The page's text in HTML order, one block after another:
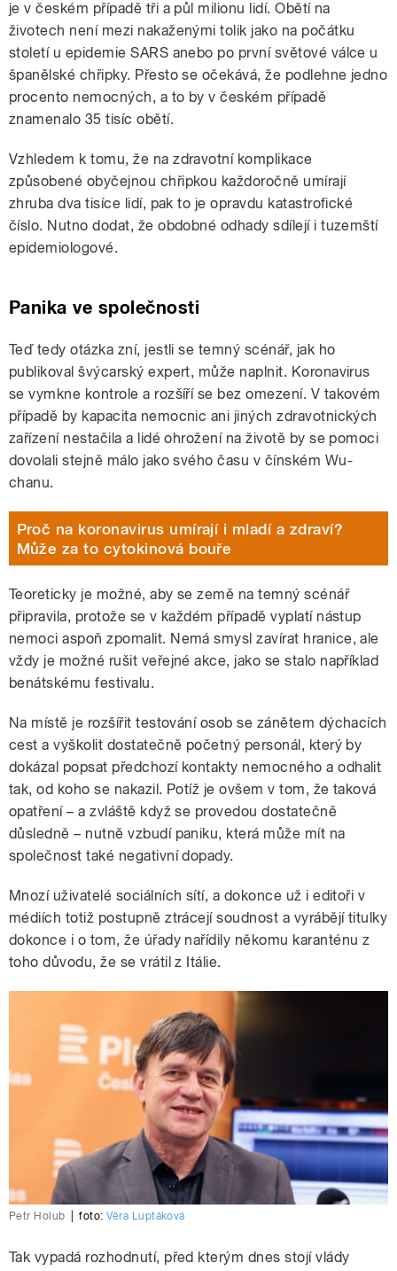
je v českém případě tři a půl milionu lidí. Obětí na
životech není mezi nakaženými tolik jako na počátku
století u epidemie SARS anebo po první světové válce u
španělské chřipky. Přesto se očekává, že podlehne jedno
procento nemocných, a to by v českém případě
znamenalo 35 tisíc obětí.
Vzhledem k tomu, že na zdravotní komplikace
způsobené obyčejnou chřipkou každoročně umírají
zhruba dva tisíce lidí, pak to je opravdu katastrofické
číslo. Nutno dodat, že obdobné odhady sdílejí i tuzemští
epidemiologové.
Panika ve společnosti
Teď tedy otázka zní, jestli se temný scénář, jak ho
publikoval švýcarský expert, může naplnit. Koronavirus
se vymkne kontrole a rozšíří se bez omezení. V takovém
případě by kapacita nemocnic ani jiných zdravotnických
zařízení nestačila a lidé ohrožení na životě by se pomoci
dovolali stejně málo jako svého času v čínském Wu-
chanu.
Proč na koronavirus umírají i mladí a zdraví?
Může za to cytokinová bouře
Teoreticky je možné, aby se země na temný scénář
připravila, protože se v každém případě vyplatí nástup
nemoci aspoň zpomalit. Nemá smysl zavírat hranice, ale
vždy je možné rušit veřejné akce, jako se stalo například
benátskému festivalu.
Na místě je rozšířit testování osob se zánětem dýchacích
cest a vyškolit dostatečně početný personál, který by
dokázal popsat předchozí kontakty nemocného a odhalit
tak, od koho se nakazil. Potíž je ovšem v tom, že taková
opatření – a zvláště když se provedou dostatečně
důsledně – nutně vzbudí paniku, která může mít na
společnost také negativní dopady.
Mnozí uživatelé sociálních sítí, a dokonce už i editoři v
médiích totiž postupně ztrácejí soudnost a vyrábějí titulky
dokonce i o tom, že úřady nařídily někomu karanténu z
toho důvodu, že se vrátil z Itálie.
Petr Holub foto:Věra Luptáková
Tak vypadá rozhodnutí, před kterým dnes stojí vlády